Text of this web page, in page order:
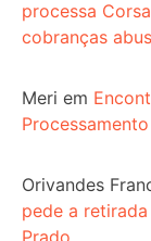
processa
cobranças
Meri em
Orivandes
pede a